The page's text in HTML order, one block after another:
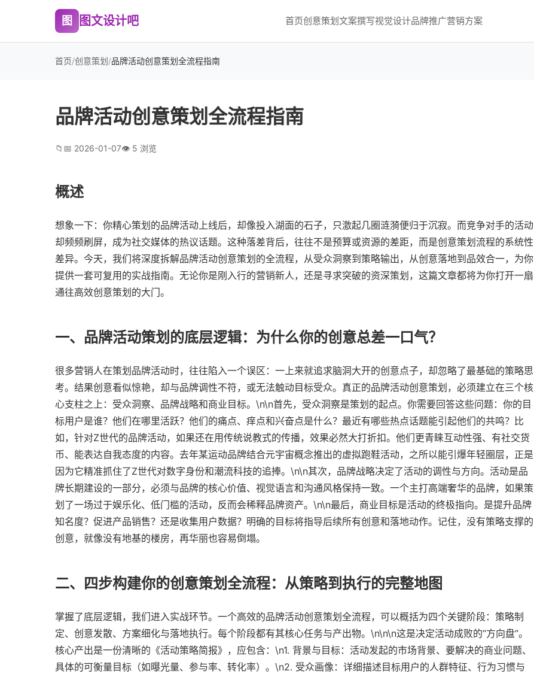
图 图文设计吧 首页创意策划文案撰写视觉设计品牌推广营销方案
首页/创意策划/品牌活动创意策划全流程指南
品牌活动创意策划全流程指南
📁 📅 2026-01-07👁 5 浏览
概述
想象一下：你精心策划的品牌活动上线后，却像投入湖面的石子，只激起几圈涟漪便归于沉寂。而竞争对手的活动
却频频刷屏，成为社交媒体的热议话题。这种落差背后，往往不是预算或资源的差距，而是创意策划流程的系统性
差异。今天，我们将深度拆解品牌活动创意策划的全流程，从受众洞察到策略输出，从创意落地到品效合一，为你
提供一套可复用的实战指南。无论你是刚入行的营销新人，还是寻求突破的资深策划，这篇文章都将为你打开一扇
通往高效创意策划的大门。
一、品牌活动策划的底层逻辑：为什么你的创意总差一口气？
很多营销人在策划品牌活动时，往往陷入一个误区：一上来就追求脑洞大开的创意点子，却忽略了最基础的策略思
考。结果创意看似惊艳，却与品牌调性不符，或无法触动目标受众。真正的品牌活动创意策划，必须建立在三个核
心支柱之上：受众洞察、品牌战略和商业目标。\n\n首先，受众洞察是策划的起点。你需要回答这些问题：你的目
标用户是谁？他们在哪里活跃？他们的痛点、痒点和兴奋点是什么？最近有哪些热点话题能引起他们的共鸣？比
如，针对Z世代的品牌活动，如果还在用传统说教式的传播，效果必然大打折扣。他们更青睐互动性强、有社交货
币、能表达自我态度的内容。去年某运动品牌结合元宇宙概念推出的虚拟跑鞋活动，之所以能引爆年轻圈层，正是
因为它精准抓住了Z世代对数字身份和潮流科技的追捧。\n\n其次，品牌战略决定了活动的调性与方向。活动是品
牌长期建设的一部分，必须与品牌的核心价值、视觉语言和沟通风格保持一致。一个主打高端奢华的品牌，如果策
划了一场过于娱乐化、低门槛的活动，反而会稀释品牌资产。\n\n最后，商业目标是活动的终极指向。是提升品牌
知名度？促进产品销售？还是收集用户数据？明确的目标将指导后续所有创意和落地动作。记住，没有策略支撑的
创意，就像没有地基的楼房，再华丽也容易倒塌。
二、四步构建你的创意策划全流程：从策略到执行的完整地图
掌握了底层逻辑，我们进入实战环节。一个高效的品牌活动创意策划全流程，可以概括为四个关键阶段：策略制
定、创意发散、方案细化与落地执行。每个阶段都有其核心任务与产出物。\n\n\n这是决定活动成败的“方向盘”。
核心产出是一份清晰的《活动策略简报》，应包含：\n1. 背景与目标：活动发起的市场背景、要解决的商业问题、
具体的可衡量目标（如曝光量、参与率、转化率）。\n2. 受众画像：详细描述目标用户的人群特征、行为习惯与